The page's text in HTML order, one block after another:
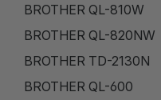
BROTHER QL-810W
BROTHER QL-820NW
BROTHER TD-2130N
BROTHER QL-600